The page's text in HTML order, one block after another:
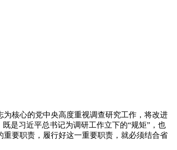
核心的党中央高度重视调查研究工作，将改进
是习近平总书记为调研工作立下的“规矩”，也
要职责，履行好这一重要职责，就必须结合省